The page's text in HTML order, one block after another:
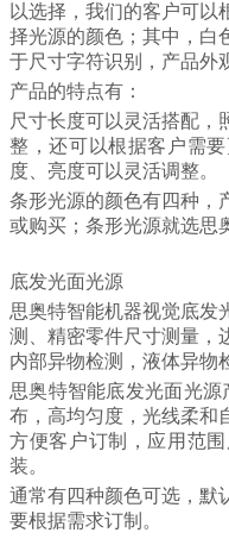
以选择，我们的客户可以
择光源的颜色；其中，白
于尺寸字符识别，产品外
产品的特点有：
尺寸长度可以灵活搭配，
整，还可以根据客户需
度、亮度可以灵活调整。
条形光源的颜色有四种，
或购买；条形光源就选思
底发光面光源
思奥特智能机器视觉底发
测、精密零件尺寸测量，
内部异物检测，液体异物
思奥特智能底发光面光
布，高均匀度，光线柔和
方便客户订制，应用范
装。
通常有四种颜色可选，默
要根据需求订制。